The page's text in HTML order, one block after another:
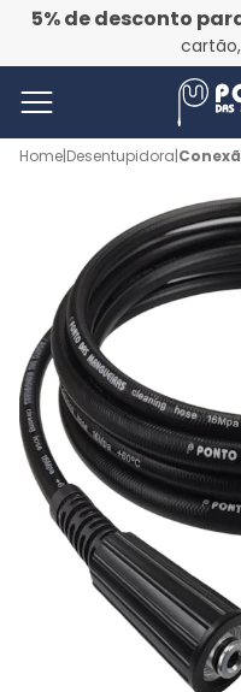
5% de desconto
Home|Desentupidora|